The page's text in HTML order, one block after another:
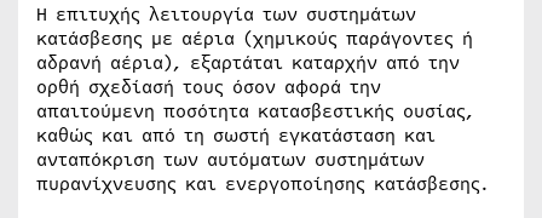
Η επιτυχής λειτουργία των συστημάτων
κατάσβεσης με αέρια (χημικούς παράγοντες ή
αδρανή αέρια), εξαρτάται καταρχήν από την
ορθή σχεδίασή τους όσον αφορά την
απαιτούμενη ποσότητα κατασβεστικής ουσίας,
καθώς και από τη σωστή εγκατάσταση και
ανταπόκριση των αυτόματων συστημάτων
πυρανίχνευσης και ενεργοποίησης κατάσβεσης.